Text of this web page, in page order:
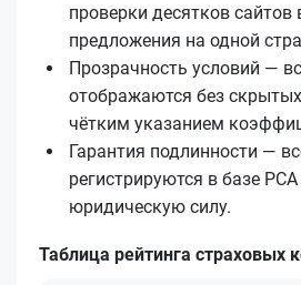
проверки десятков сайтов
предложения на одной
Прозрачность условий —
отображаются без
чётким указанием
Гарантия подлинности —
регистрируются в базе
юридическую силу.
Таблица рейтинга страховых